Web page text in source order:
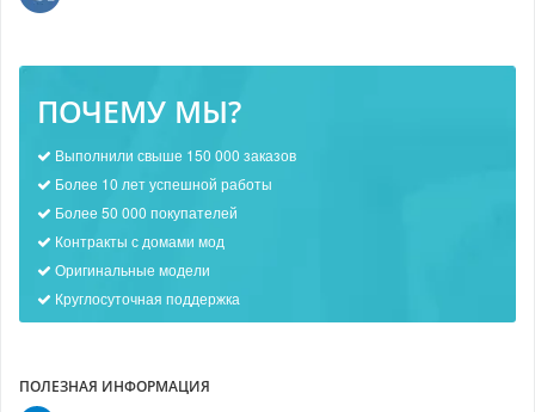
ПОЧЕМУ МЫ?
Выполнили свыше 150 000 заказов
Более 10 лет успешной работы
Более 50 000 покупателей
Контракты с домами мод
Оригинальные модели
Круглосуточная поддержка
ПОЛЕЗНАЯ ИНФОРМАЦИЯ